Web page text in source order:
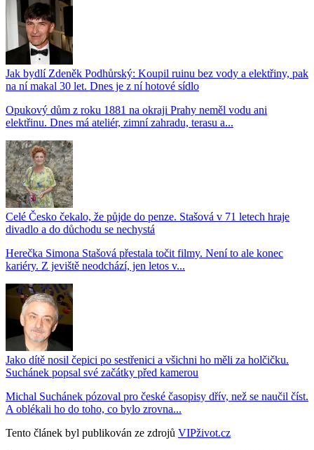
Jak bydlí Zdeněk Podhůrský: Koupil ruinu bez vody a elektřiny, pak
na ní makal 30 let. Dnes je z ní hotové sídlo
Opukový dům z roku 1881 na okraji Prahy neměl vodu ani
elektřinu. Dnes má ateliér, zimní zahradu, terasu a...
Celé Česko čekalo, že půjde do penze. Stašová v 71 letech hraje
divadlo a do důchodu se nechystá
Herečka Simona Stašová přestala točit filmy. Není to ale konec
kariéry. Z jeviště neodchází, jen letos v...
Jako dítě nosil čepici po sestřenici a všichni ho měli za holčičku.
Suchánek popsal své začátky před kamerou
Michal Suchánek pózoval pro české časopisy dřív, než se naučil číst.
A oblékali ho do toho, co bylo zrovna...
Tento článek byl publikován ze zdrojů VIPživot.cz